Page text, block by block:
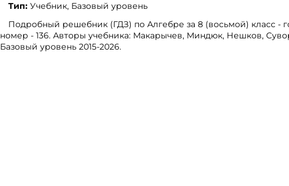
Тип: Учебник, Базовый уровень
Подробный решебник (ГДЗ) по Алгебре за 8 (восьмой) класс -
номер - 136. Авторы учебника: Макарычев, Миндюк, Нешков,
Базовый уровень 2015-2026.